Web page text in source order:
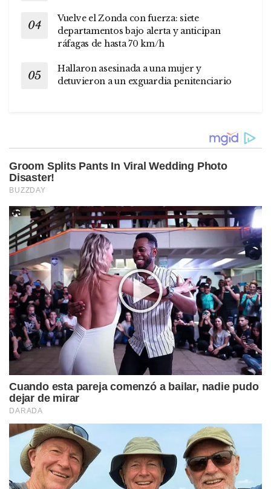
Vuelve el Zonda con fuerza: siete
departamentos bajo alerta y anticipan
ráfagas de hasta 70 km/h
Hallaron asesinada a una mujer y
detuvieron a un exguardia penitenciario